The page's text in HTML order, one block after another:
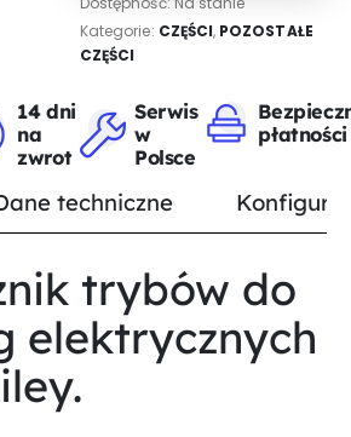
Kategorie: CZĘŚCI, POZOSTAŁE
CZĘŚCI
14 dni
na
zwrot
Serwis
w
Polsce
płatności
techniczne
trybów do
elektrycznych